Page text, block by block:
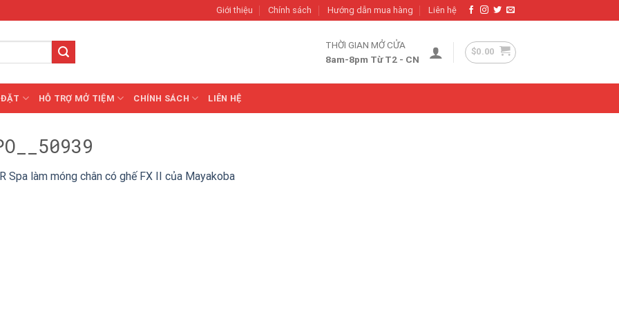
Giới thiệu Chính sách Hướng dẫn mua hàng Liên hệ
THỜI GIAN MỞ CỬA
8am-8pm Từ T2 - CN
$0.00
ĐẶT HỖ TRỢ MỞ TIỆM CHÍNH SÁCH LIÊN HỆ
Spa làm móng chân có ghế FX II của Mayakoba